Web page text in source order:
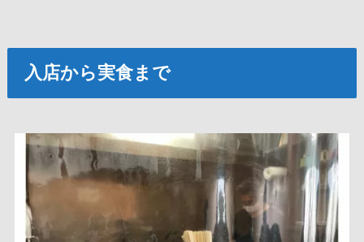
入店から実食まで